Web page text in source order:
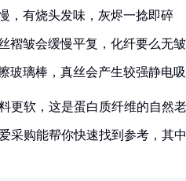
，有烧头发味，灰烬一捻即碎
褶皱会缓慢平复，化纤要么无
玻璃棒，真丝会产生较强静电
更软，这是蛋白质纤维的自然
采购能帮你快速找到参考，其